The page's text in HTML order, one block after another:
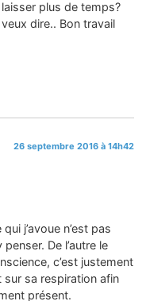
plus de temps?
dire.. Bon travail
26 septembre 2016 à 14h42
j’avoue n’est pas
De l’autre le
c’est justement
sur sa respiration afin
présent.